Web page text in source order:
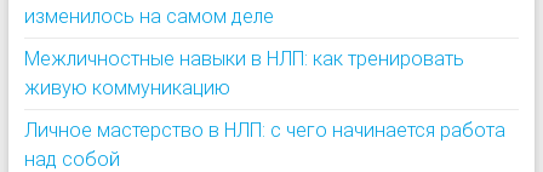
изменилось на самом деле
Межличностные навыки в НЛП: как тренировать
живую коммуникацию
Личное мастерство в НЛП: с чего начинается работа
над собой